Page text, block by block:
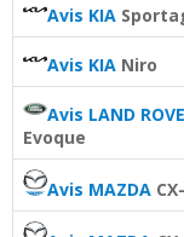
Avis KIA
Avis KIA Niro
Avis LAND
Evoque
Avis MAZDA